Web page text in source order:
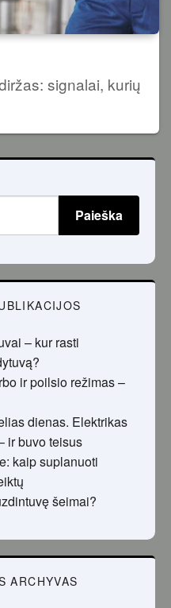
signalai, kurių
Paieška
– kur rasti
ir poilsio režimas –
dienas. Elektrikas
ir buvo teisus
kaip suplanuoti
šeimai?
ARCHYVAS